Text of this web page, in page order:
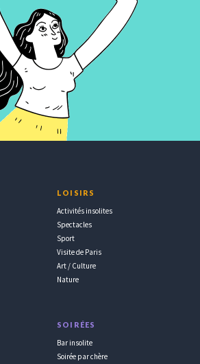
LOISIRS
Activités insolites
Spectacles
Sport
Visite de Paris
Art / Culture
Nature
SOIRÉES
Bar insolite
Soirée par chère